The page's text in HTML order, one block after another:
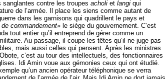
sanglantes contre les troupes acholi et langi qui
de l’armée. Il place les siens comme autant de
dans les garnisons qui quadrillent le pays et
commandement» le siège du gouvernement. C’est
tout entier qu’il entreprend de gérer comme un
Au passage, il coupe les têtes qu’il ne juge pas
mais aussi celles qui pensent. Après les ministres
c’est au tour des intellectuels, des fonctionnaires
Idi Amin voue aux gémonies ceux qui ont étudié.
qu’un ancien opérateur téléphonique se verra